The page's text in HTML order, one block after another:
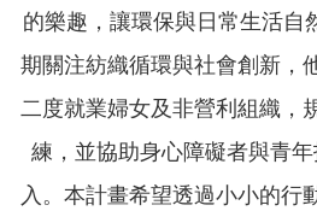
的樂趣，讓環保與日常生活自
期關注紡織循環與社會創新，
二度就業婦女及非營利組織，
練，並協助身心障礙者與青
入。本計畫希望透過小小的行